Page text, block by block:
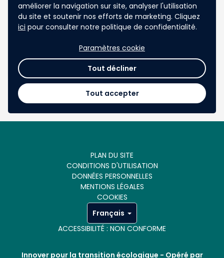
améliorer la navigation sur site, analyser l'utilisation
du site et soutenir nos efforts de marketing. Cliquez
ici pour consulter notre politique de confidentialité.
Paramètres cookie
Tout décliner
Tout accepter
réponses accessibles, démocratisant l'information
climatique localisée.
1 2
PLAN DU SITE
CONDITIONS D'UTILISATION
DONNÉES PERSONNELLES
MENTIONS LÉGALES
COOKIES
Français
ACCESSIBILITÉ : NON CONFORME
Innover pour la transition écologique - Opéré par